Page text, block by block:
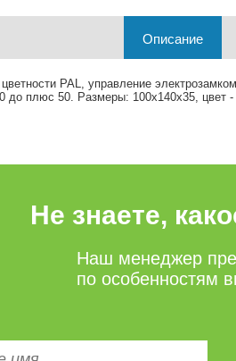
Описание
PAL, управление
до плюс 50. Размеры: 100х140х35, цвет -
Не знаете,
Наш менеджер
по особенностям